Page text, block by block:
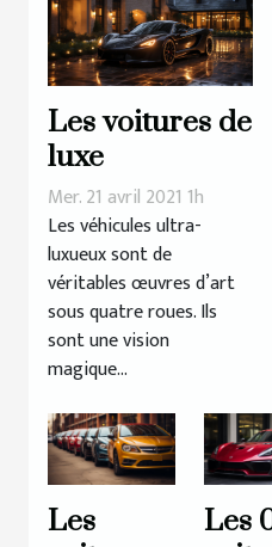
Les voitures de
luxe
Mer. 21 avril 2021 1h
Les véhicules ultra-
luxueux sont de
véritables œuvres d’art
sous quatre roues. Ils
sont une vision
magique...
Les
Les